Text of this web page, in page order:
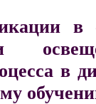
в
в